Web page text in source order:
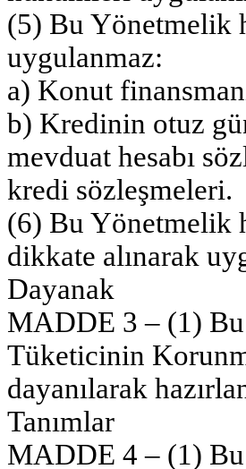
(5) Bu Yönetmelik
uygulanmaz:
a) Konut
b) Kredinin otuz
mevduat hesabı
kredi sözleşmeleri.
(6) Bu Yönetmelik
dikkate alınarak
Dayanak
MADDE 3 – (1)
Tüketicinin
dayanılarak
Tanımlar
MADDE 4 – (1)